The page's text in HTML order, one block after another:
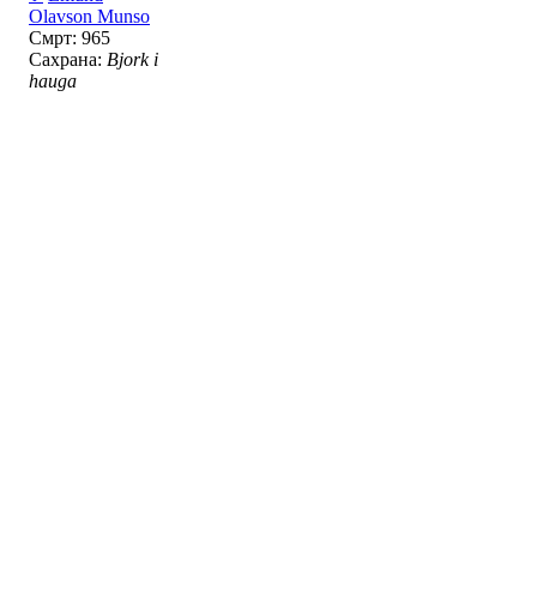
Olavson Munso
Смрт: 965
Сахрана: Bjork i
hauga